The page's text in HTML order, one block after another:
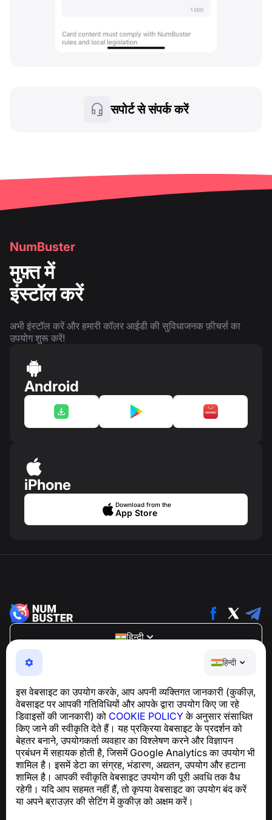
हिन्दी
इस वेबसाइट का उपयोग करके, आप अपनी व्यक्तिगत जानकारी (कुकीज़,
वेबसाइट पर आपकी गतिविधियों और आपके द्वारा उपयोग किए जा रहे
डिवाइसों की जानकारी) को COOKIE POLICYके अनुसार संसाधित
किए जाने की स्वीकृति देते हैं। यह प्रक्रिया वेबसाइट के प्रदर्शन को
बेहतर बनाने, उपयोगकर्ता व्यवहार का विश्लेषण करने और विज्ञापन
प्रबंधन में सहायक होती है, जिसमें Google Analytics का उपयोग भी
शामिल है। इसमें डेटा का संग्रह, भंडारण, अद्यतन, उपयोग और हटाना
शामिल है। आपकी स्वीकृति वेबसाइट उपयोग की पूरी अवधि तक वैध
रहेगी। यदि आप सहमत नहीं हैं, तो कृपया वेबसाइट का उपयोग बंद करें
या अपने ब्राउज़र की सेटिंग में कुकीज़ को अक्षम करें।
सपोर्ट से संपर्क करें
NumBuster
मुफ़्त में
इंस्टॉल करें
अभी इंस्टॉल करें और हमारी कॉलर आईडी की सुविधाजनक फ़ीचर्स का
उपयोग शुरू करें!
Android
iPhone
Download from the
App Store
हिन्दी
NumBuster © 2013—2026 ·
support@numbuster.com
एक उपयोग में आसान ऐप जो आपको फोन घोटालों, स्पैम और अवांछित संदेशों
GDPR अनुपालन से संबंधित पूछताछ के लिए:
support@numbuster.com
सहायता केंद्र
समाचार और लेख
परियोजना के बारे में
संपर्क